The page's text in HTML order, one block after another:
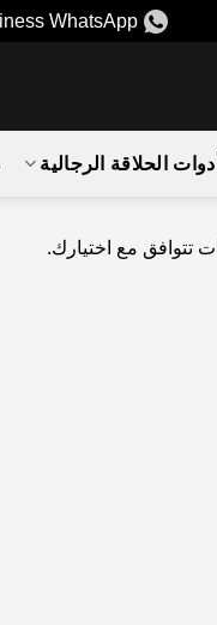
WhatsApp
أدوات الحلاقة الرجالية
تتوافق مع اختيارك.